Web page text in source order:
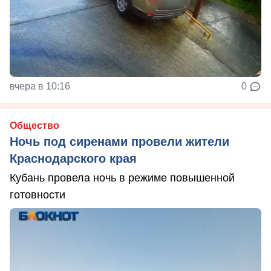
вчера в 10:16 0
Общество
Ночь под сиренами провели жители
Краснодарского края
Кубань провела ночь в режиме повышенной
готовности